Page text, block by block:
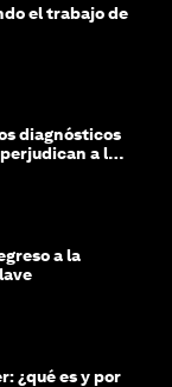
el trabajo de
diagnósticos
a las
a la
¿qué es y por